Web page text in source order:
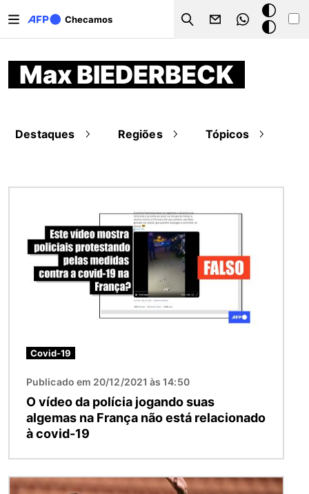
Checamos
Search
Modo
escuro
Max BIEDERBECK
Destaques Regiões Tópicos
Covid-19
Publicado em 20/12/2021 às 14:50
O vídeo da polícia jogando suas
algemas na França não está relacionado
à covid-19
Imagem